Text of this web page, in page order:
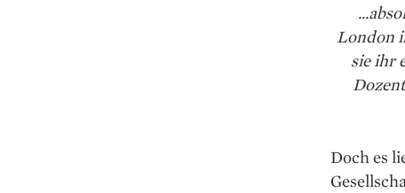
London
sie ihr
Doch es